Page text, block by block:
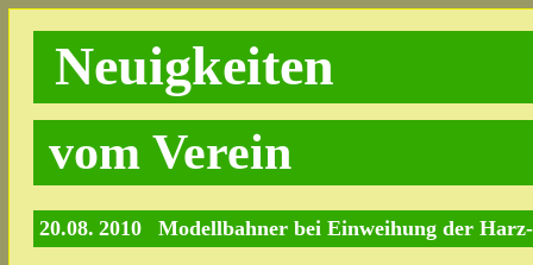
Neuigkeiten
vom Verein
20.08. 2010 Modellbahner bei Einweihung der